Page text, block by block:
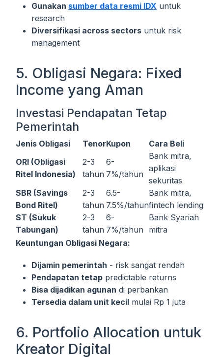
Gunakan sumber data resmi IDX untuk
research
Diversifikasi across sectors untuk risk
management
5. Obligasi Negara: Fixed
Income yang Aman
Investasi Pendapatan Tetap
Pemerintah
Jenis Obligasi TenorKupon
Cara Beli
ORI (Obligasi
Ritel Indonesia)
2-3
tahun
6-
7%/tahun
Bank mitra,
aplikasi
sekuritas
SBR (Savings
Bond Ritel)
2-3
tahun
6.5-
7.5%/tahun
Bank mitra,
fintech lending
ST (Sukuk
Tabungan)
2-3
tahun
6-
7%/tahun
Bank Syariah
mitra
Keuntungan Obligasi Negara:
Dijamin pemerintah - risk sangat rendah
Pendapatan tetap predictable returns
Bisa dijadikan agunan di perbankan
Tersedia dalam unit kecil mulai Rp 1 juta
6. Portfolio Allocation untuk
Kreator Digital